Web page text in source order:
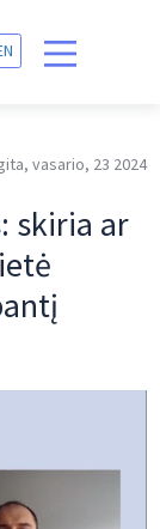
vasario, 23 2024
skiria ar